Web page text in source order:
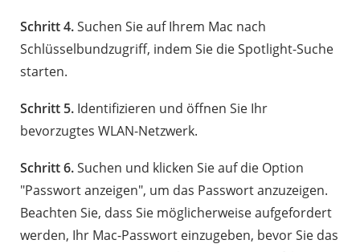
Schritt 4.Suchen Sie auf Ihrem Mac nach
Schlüsselbundzugriff, indem Sie die Spotlight-Suche
starten.
Schritt 5. Identifizieren und öffnen Sie Ihr
bevorzugtes WLAN-Netzwerk.
Schritt 6.Suchen und klicken Sie auf die Option
"Passwort anzeigen", um das Passwort anzuzeigen.
Beachten Sie, dass Sie möglicherweise aufgefordert
werden, Ihr Mac-Passwort einzugeben, bevor Sie das